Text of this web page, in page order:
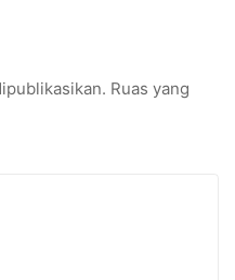
Ruas yang